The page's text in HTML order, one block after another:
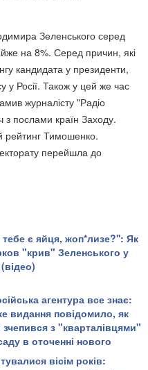
Зеленського серед
на 8%. Серед причин, які
кандидата у президенти,
у Росії. Також у цей же час
журналісту "Радіо
з послами країн Заходу.
рейтинг Тимошенко.
перейшла до
є яйця, жоп*лизе?'': Як
"крив" Зеленського у
агентура все знає:
видання повідомило, як
з "кварталівцями"
в оточенні нового
вісім років: